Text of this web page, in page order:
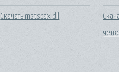
Скачать mstscax dll